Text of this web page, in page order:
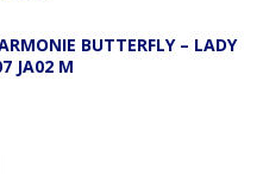
BUTTERFLY – LADY
JA02 M